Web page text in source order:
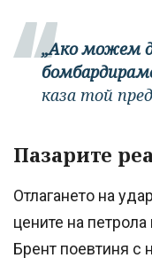
„Ако можем
каза той
Пазарите
Отлагането на
цените на петрола
Брент поевтиня с